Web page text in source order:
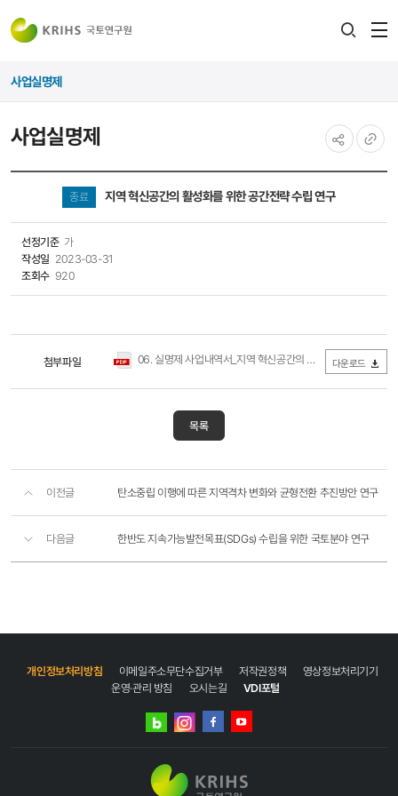
사업실명제
사업실명제
종료 지역 혁신공간의 활성화를 위한 공간전략 수립 연구
선정기준 가
작성일 2023-03-31
조회수 920
첨부파일 06. 실명제 사업내역서_지역 혁신공간의 활성화를 위한 공간전략 수립 연구.pdf 다운로드
목록
이전글 탄소중립 이행에 따른 지역격차 변화와 균형전환 추진방안 연구
다음글 한반도 지속가능발전목표(SDGs) 수립을 위한 국토분야 연구
개인정보처리방침 이메일주소무단수집거부 저작권정책
영상정보처리기기
운영·관리 방침
오시는길 VDI포털
네이버
인스타그램